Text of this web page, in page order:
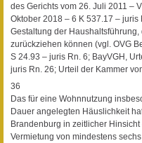
des Gerichts vom 26. Juli 2011 –
Oktober 2018 – 6 K 537.17 –
Gestaltung der
zurückziehen können (vgl. OVG
S 24.93 – juris Rn. 6; BayVGH,
juris Rn. 26; Urteil der Kammer
36
Das für eine Wohnnutzung
Dauer angelegten Häuslichkeit
Brandenburg in zeitlicher
Vermietung von mindestens